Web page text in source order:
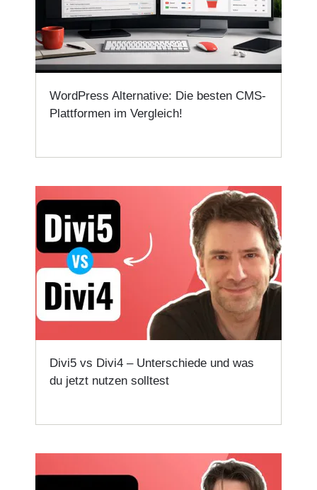
WordPress Alternative: Die besten CMS-
Plattformen im Vergleich!
Divi5 vs Divi4 – Unterschiede und was
du jetzt nutzen solltest